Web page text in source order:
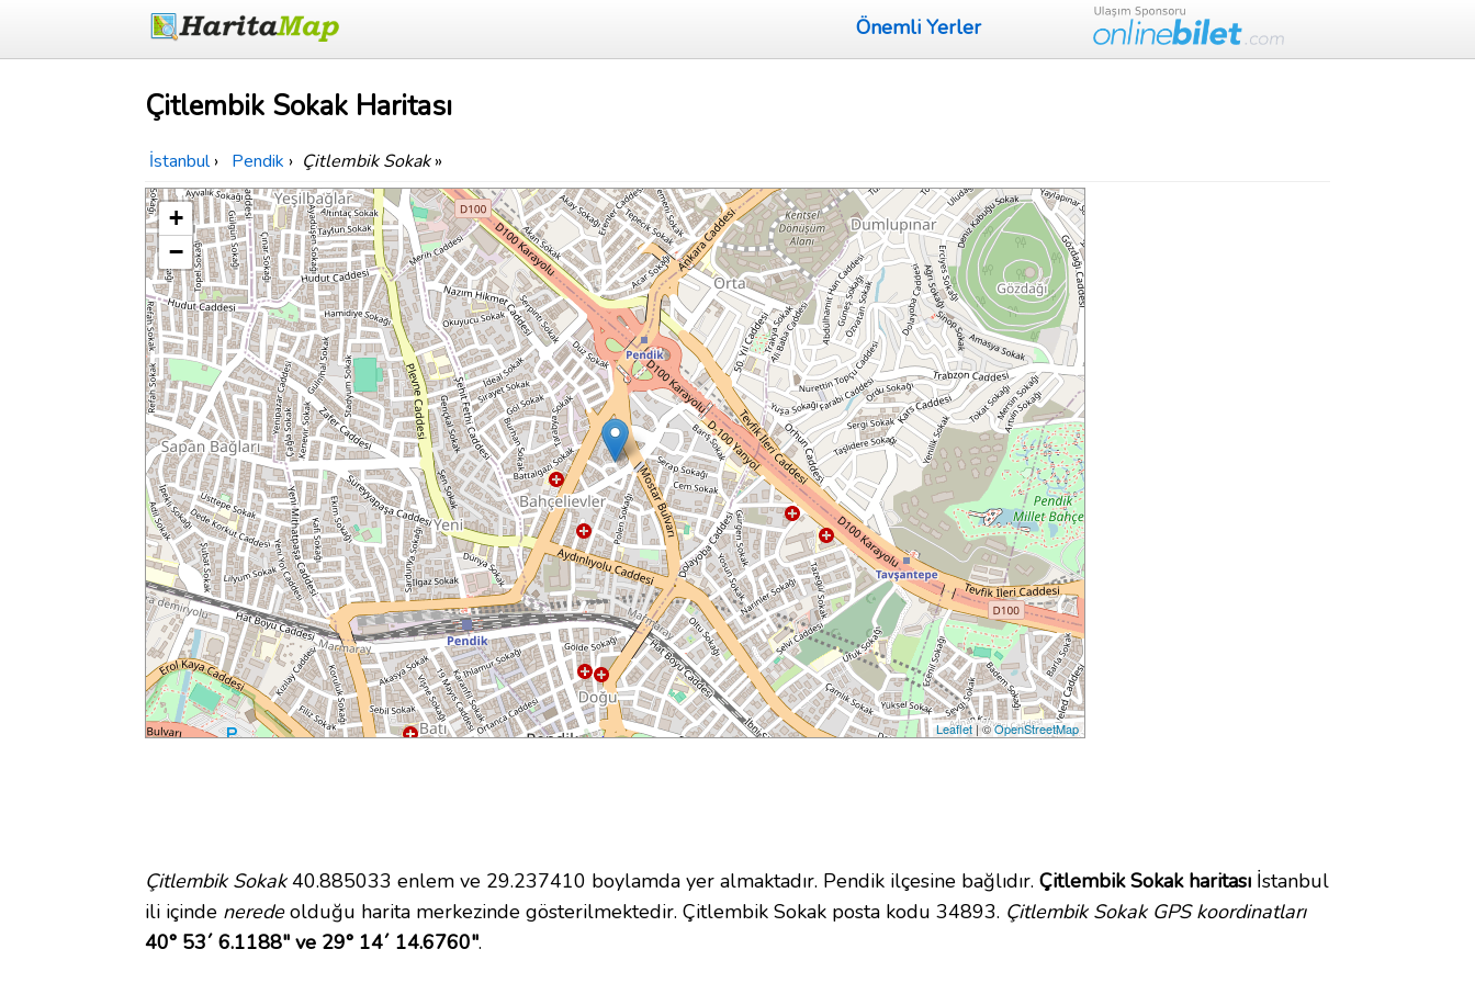
Önemli Yerler
Çitlembik Sokak Haritası
İstanbul › Pendik › Çitlembik Sokak»
+
−
Leaflet| ©OpenStreetMap
Çitlembik Sokak40.885033 enlem ve 29.237410 boylamda yer almaktadır. Pendik ilçesine bağlıdır. Çitlembik Sokak haritası İstanbul
ili içinde neredeolduğu harita merkezinde gösterilmektedir. Çitlembik Sokak posta kodu 34893. Çitlembik Sokak GPS koordinatları
40° 53´ 6.1188" ve 29° 14´ 14.6760".